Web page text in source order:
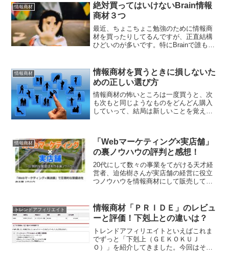
情報商材
絶対買ってはいけないBrain情報
商材３つ
最近、ちょこちょこ勉強のために情報商
材を買ったりしてるんですが、正直結構
ひどいのが多いです。特にBrainで誰もが
うこともあり、情報の質が大分落ちたな
あと実感しています...
情報商材
情報商材を買うときに損しないた
めの正しい選び方
情報商材の怖いところは一度買うと、次
も次もと同じようなものをどんどん購入
していって、結局は新しいことを覚えた
陥ったときです。いわゆるノウハウコレ
クターというやつです。そ...
情報商材
「Webマーケティング×実店舗」
の裏ノウハウの評判と感想！
20代にして数々の事業をてがける天才経
営者、迫佑樹さんが実店舗の経営に役立
つノウハウを情報商材にして販売してい
ぐ「Webマーケティング×実店舗」で圧倒
的な繁盛店を作る裏...
トレンドアフィリエイト
情報商材「ＰＲＩＤＥ」のレビュ
ーと評価！下剋上との違いは？
トレンドアフィリエイトといえばこれま
でずっと「下剋上（ＧＥＫＯＫＵＪ
Ｏ）」を紹介してきました。今回はそれ